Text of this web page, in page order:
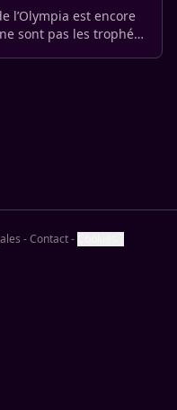
l’Olympia est encore
sont pas les trophées
-Contact-